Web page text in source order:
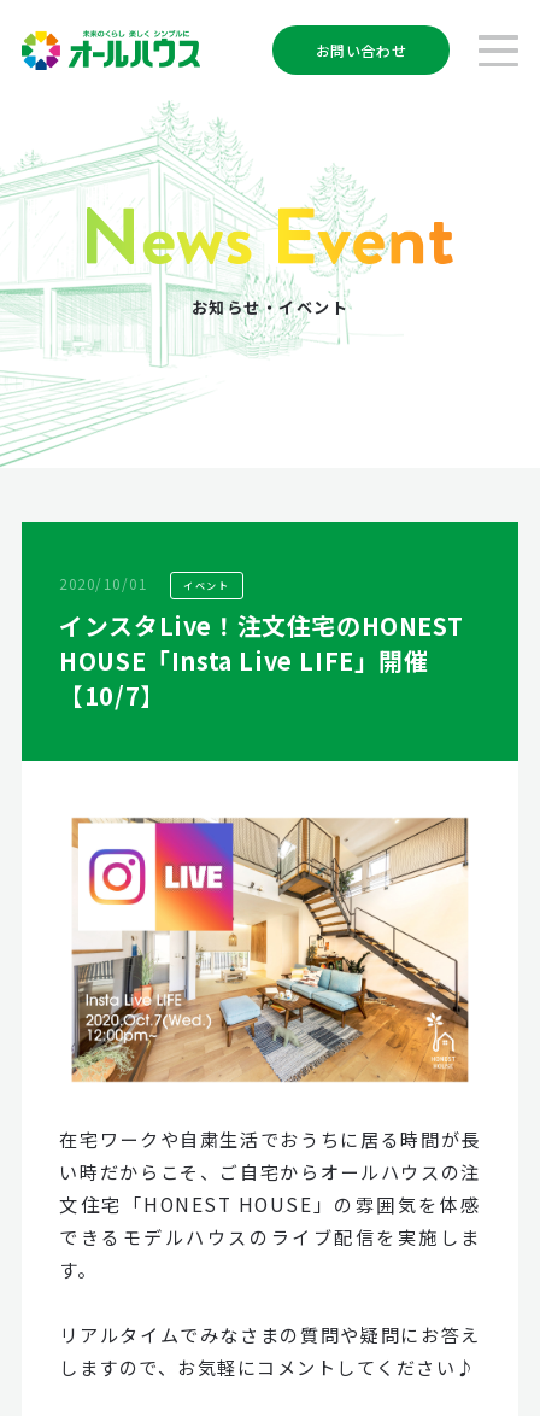
お問い合わせ
お知らせ・イベント
2020/10/01 イベント
インスタLive！注文住宅のHONEST
HOUSE「Insta Live LIFE」開催
【10/7】
在宅ワークや自粛生活でおうちに居る時間が長
い時だからこそ、ご自宅からオールハウスの注
文住宅「HONEST HOUSE」の雰囲気を体感
できるモデルハウスのライブ配信を実施しま
す。
リアルタイムでみなさまの質問や疑問にお答え
しますので、お気軽にコメントしてください♪